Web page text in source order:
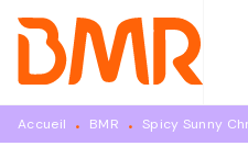
MENU RECHERCHE
PIED DE PAGE
Accueil • BMR • Spicy Sunny